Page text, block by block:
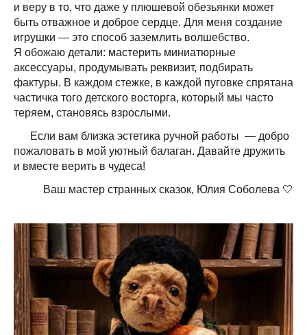
и веру в то, что даже у плюшевой обезьянки может
быть отважное и доброе сердце. Для меня создание
игрушки — это способ заземлить волшебство.
Я обожаю детали: мастерить миниатюрные
аксессуары, продумывать реквизит, подбирать
фактуры. В каждом стежке, в каждой пуговке спрятана
частичка того детского восторга, который мы часто
теряем, становясь взрослыми.
Если вам близка эстетика ручной работы — добро
пожаловать в мой уютный балаган. Давайте дружить
и вместе верить в чудеса!
Ваш мастер странных сказок, Юлия Соболева 🤍